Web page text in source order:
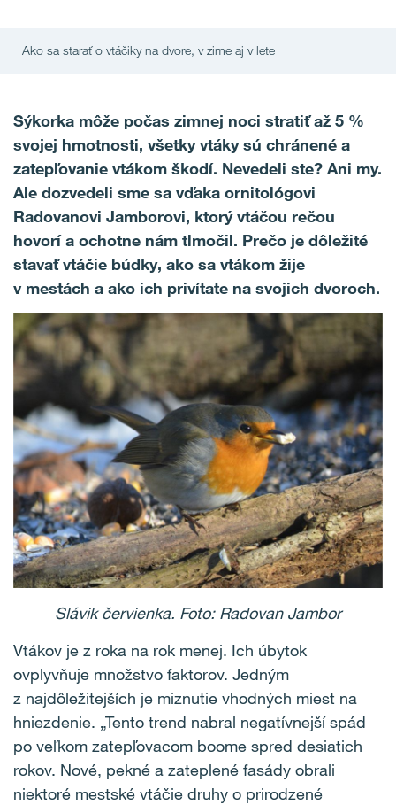
Ako sa starať o vtáčiky na dvore, v zime aj v lete
Sýkorka môže počas zimnej noci stratiť až 5 %
svojej hmotnosti, všetky vtáky sú chránené a
zatepľovanie vtákom škodí. Nevedeli ste? Ani my.
Ale dozvedeli sme sa vďaka ornitológovi
Radovanovi Jamborovi, ktorý vtáčou rečou
hovorí a ochotne nám tlmočil. Prečo je dôležité
stavať vtáčie búdky, ako sa vtákom žije
v mestách a ako ich privítate na svojich dvoroch.
Slávik červienka. Foto: Radovan Jambor
Vtákov je z roka na rok menej. Ich úbytok
ovplyvňuje množstvo faktorov. Jedným
z najdôležitejších je miznutie vhodných miest na
hniezdenie. „Tento trend nabral negatívnejší spád
po veľkom zatepľovacom boome spred desiatich
rokov. Nové, pekné a zateplené fasády obrali
niektoré mestské vtáčie druhy o prirodzené